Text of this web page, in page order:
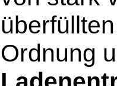
Ordnung